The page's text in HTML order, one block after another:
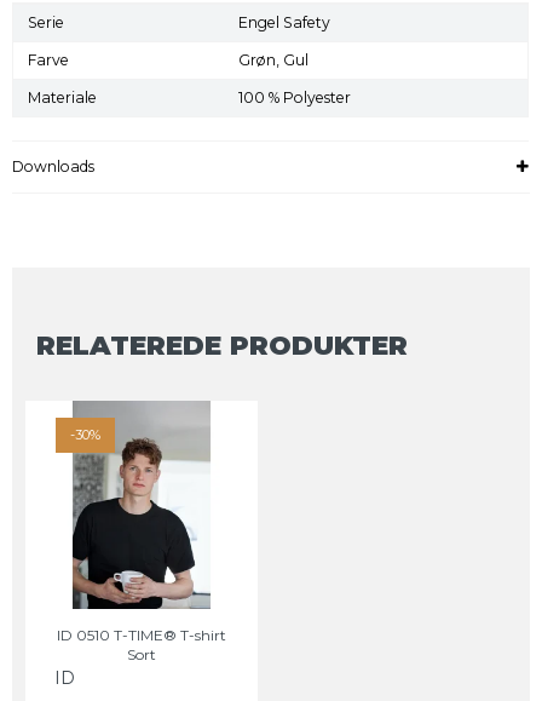
Serie Engel Safety
Farve Grøn, Gul
Materiale 100 % Polyester
Downloads
RELATEREDE PRODUKTER
-30%
ID 0510 T-TIME® T-shirt
Sort
ID